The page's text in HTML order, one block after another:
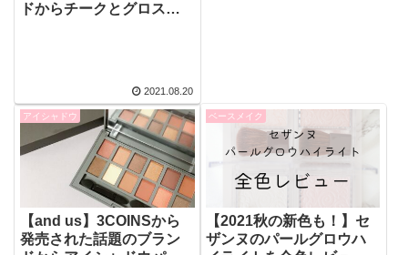
ドからチークとグロスを
2021.08.20
アイシャドウ
【and us】3COINSから
発売された話題のブラン
ベースメイク
【2021秋の新色も！】セ
ザンヌのパールグロウハ